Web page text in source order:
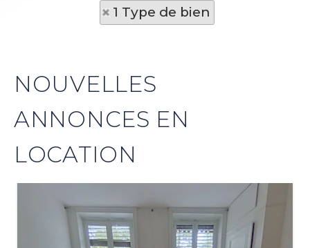
1 Type de bien
NOUVELLES
ANNONCES EN
LOCATION